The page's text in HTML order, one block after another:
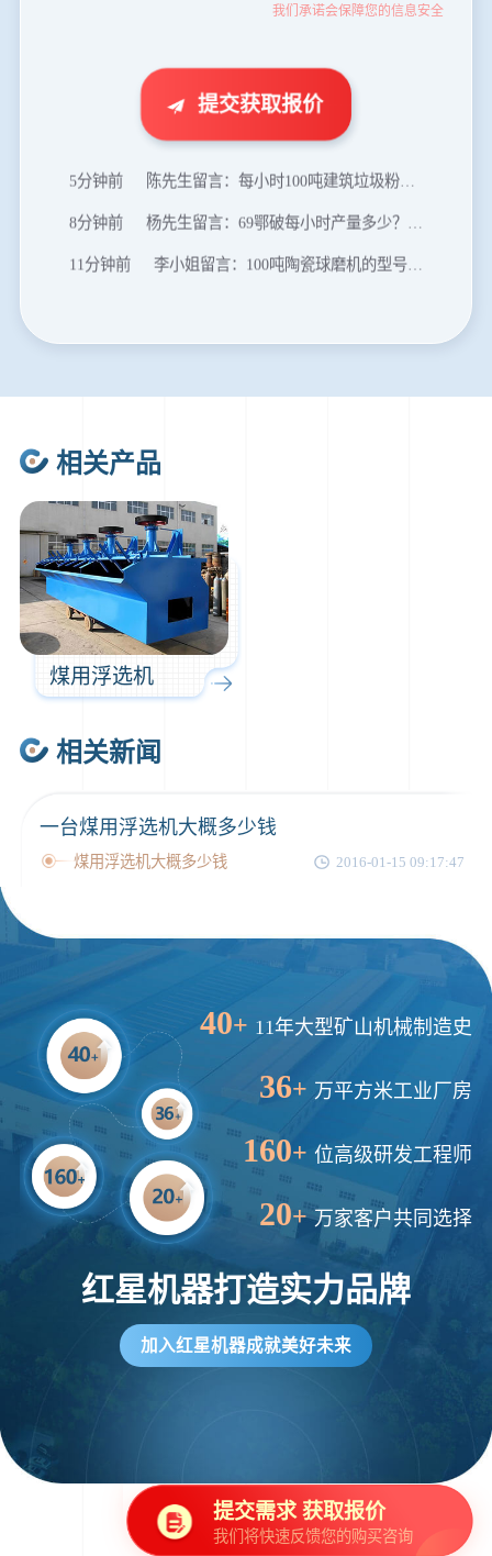
我们承诺会保障您的信息安全
提交获取报价
武先生留言：年产100万吨机制砂，用什么设备？
王先生留言：建一条石料破碎生产线，规模300吨/小时，提供设备选型和报价。
陈先生留言：每小时100吨建筑垃圾粉碎机？推荐用什么型号？
8分钟前 杨先生留言：69鄂破每小时产量多少？参数和工作视频。
11分钟前 李小姐留言：100吨陶瓷球磨机的型号和参数？
16分钟前 肖先生留言：制砂用球磨机还是棒磨机？每小时100吨价格。
24分钟前 朱先生留言：制砂机3000吨一套多少钱？
1分钟前 谢先生留言：球磨机多少钱一台？提供型号和参数。
2分钟前 王先生留言：建一条石料破碎生产线，规模300吨/小时，提供设备选型和报价。
5分钟前 陈先生留言：每小时100吨建筑垃圾粉碎机？推荐用什么型号？
相关产品
煤用浮选机
相关新闻
一台煤用浮选机大概多少钱
煤用浮选机大概多少钱 2016-01-15 09:17:47
40+ 11年大型矿山机械制造史
36+ 万平方米工业厂房
160+ 位高级研发工程师
20+ 万家客户共同选择
红星机器打造实力品牌
加入红星机器成就美好未来
提交需求 获取报价
我们将快速反馈您的购买咨询